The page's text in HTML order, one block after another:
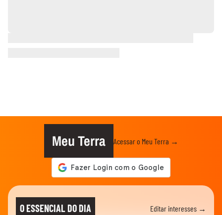
Meu Terra Acessar o Meu Terra →
O ESSENCIAL DO DIA Editar interesses →